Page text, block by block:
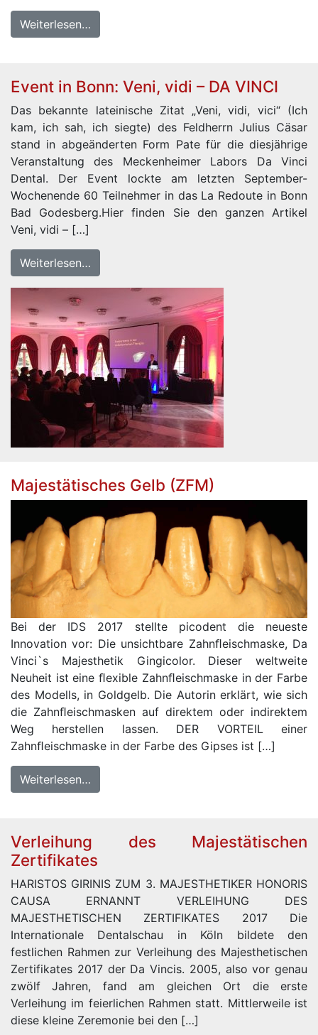
Weiterlesen…
Event in Bonn: Veni, vidi – DA VINCI
Das bekannte lateinische Zitat „Veni, vidi, vici“ (Ich
kam, ich sah, ich siegte) des Feldherrn Julius Cäsar
stand in abgeänderten Form Pate für die diesjährige
Veranstaltung des Meckenheimer Labors Da Vinci
Dental. Der Event lockte am letzten September-
Wochenende 60 Teilnehmer in das La Redoute in Bonn
Bad Godesberg.Hier finden Sie den ganzen Artikel
Veni, vidi – […]
Weiterlesen…
Majestätisches Gelb (ZFM)
Bei der IDS 2017 stellte picodent die neueste
Innovation vor: Die unsichtbare Zahnﬂeischmaske, Da
Vinci`s Majesthetik Gingicolor. Dieser weltweite
Neuheit ist eine ﬂexible Zahnﬂeischmaske in der Farbe
des Modells, in Goldgelb. Die Autorin erklärt, wie sich
die Zahnﬂeischmasken auf direktem oder indirektem
Weg herstellen lassen. DER VORTEIL einer
Zahnﬂeischmaske in der Farbe des Gipses ist […]
Weiterlesen…
Verleihung des Majestätischen
Zertifikates
HARISTOS GIRINIS ZUM 3. MAJESTHETIKER HONORIS
CAUSA ERNANNT VERLEIHUNG DES
MAJESTHETISCHEN ZERTIFIKATES 2017 Die
Internationale Dentalschau in Köln bildete den
festlichen Rahmen zur Verleihung des Majesthetischen
Zertifikates 2017 der Da Vincis. 2005, also vor genau
zwölf Jahren, fand am gleichen Ort die erste
Verleihung im feierlichen Rahmen statt. Mittlerweile ist
diese kleine Zeremonie bei den […]